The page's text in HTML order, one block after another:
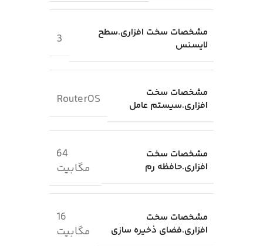
مشخصات سخت افزاری.سطح
لایسنس
3
مشخصات سخت
افزاری.سیستم عامل
RouterOS
مشخصات سخت
افزاری.حافظه رم
64
مگابیت
مشخصات سخت
افزاری.فضای ذخیره سازی
16
مگابیت